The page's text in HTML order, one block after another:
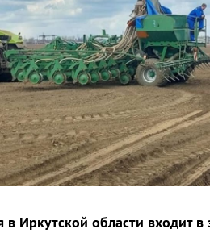
в Иркутской области входит